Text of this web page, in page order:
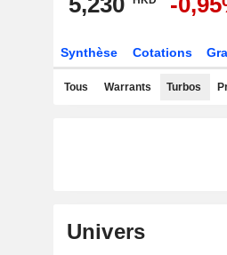
Synthèse Cotations
Tous Warrants Turbos
Univers